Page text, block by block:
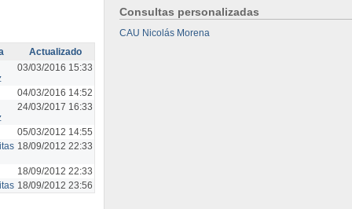
Consultas personalizadas
CAU Nicolás Morena
Actualizado
03/03/2016 15:33
04/03/2016 14:52
24/03/2017 16:33
05/03/2012 14:55
18/09/2012 22:33
18/09/2012 22:33
18/09/2012 23:56